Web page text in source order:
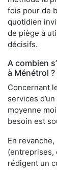
fois pour de
quotidien
de piège à
décisifs.
A combien
à Ménétrol ?
Concernant
services
moyenne
besoin est
En
(entreprises,
rédigent un